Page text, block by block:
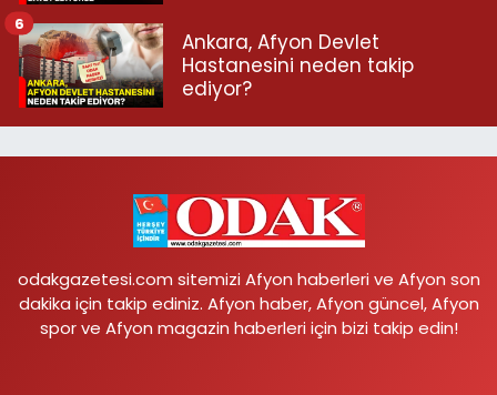
Ankara, Afyon Devlet
Hastanesini neden takip
ediyor?
6
odakgazetesi.com sitemizi Afyon haberleri ve Afyon son
dakika için takip ediniz. Afyon haber, Afyon güncel, Afyon
spor ve Afyon magazin haberleri için bizi takip edin!